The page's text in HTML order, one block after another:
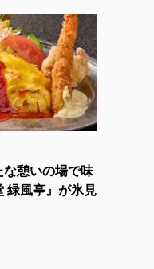
な憩いの場で味
緑風亭』が氷見